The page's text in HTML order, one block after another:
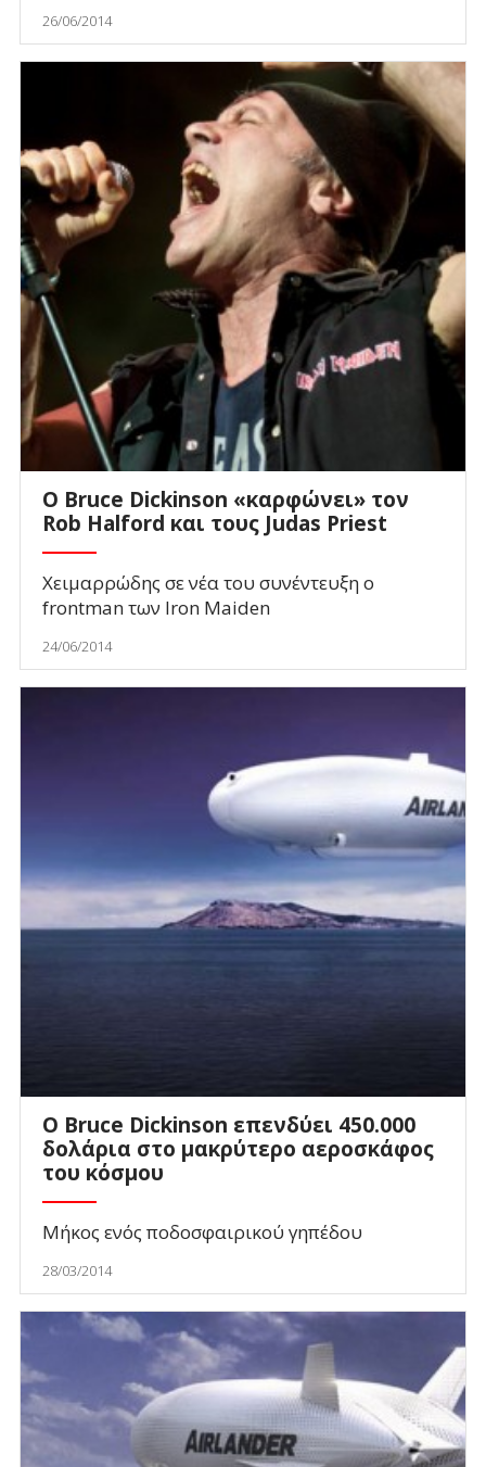
26/06/2014
Ο Bruce Dickinson «καρφώνει» τον
Rob Halford και τους Judas Priest
Χειμαρρώδης σε νέα του συνέντευξη ο
frontman των Iron Maiden
24/06/2014
Ο Bruce Dickinson επενδύει 450.000
δολάρια στο μακρύτερο αεροσκάφος
του κόσμου
Μήκος ενός ποδοσφαιρικού γηπέδου
28/03/2014